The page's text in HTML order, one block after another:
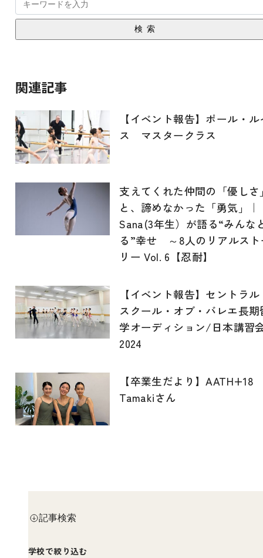
検索
関連記事
【イベント報告】ポール・ル
ス マスタークラス
支えてくれた仲間の「優しさ
と、諦めなかった「勇気」｜
Sana(3年生）が語る“みんな
る”幸せ ～8人のリアルスト
リー Vol. 6【忍耐】
【イベント報告】セントラル
スクール・オブ・バレエ長期
学オーディション/日本講習
2024
【卒業生だより】
Tamakiさん
記事検索
学校で絞り込む